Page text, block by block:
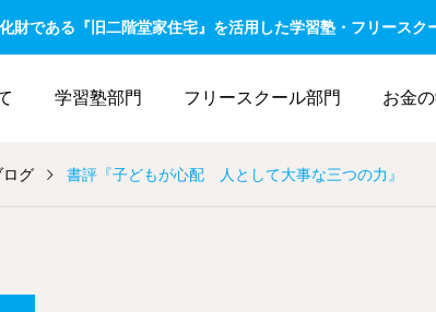
財である『旧二階堂家住宅』を活用した学習塾・フリース
学習塾部門 フリースクール部門 お金
ログ 書評『子どもが心配 人として大事な三つの力』